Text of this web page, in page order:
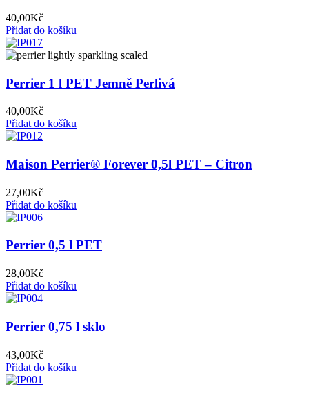
40,00Kč
Přidat do košíku
Perrier 1 l PET Jemně Perlivá
40,00Kč
Přidat do košíku
Maison Perrier® Forever 0,5l PET – Citron
27,00Kč
Přidat do košíku
Perrier 0,5 l PET
28,00Kč
Přidat do košíku
Perrier 0,75 l sklo
43,00Kč
Přidat do košíku